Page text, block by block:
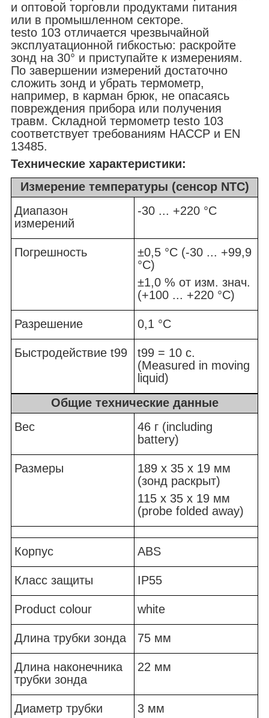
и оптовой торговли продуктами питания
или в промышленном секторе.
testo 103 отличается чрезвычайной
эксплуатационной гибкостью: раскройте
зонд на 30° и приступайте к измерениям.
По завершении измерений достаточно
сложить зонд и убрать термометр,
например, в карман брюк, не опасаясь
повреждения прибора или получения
травм. Складной термометр testo 103
соответствует требованиям HACCP и EN
13485.
Технические характеристики:
Измерение температуры (сенсор NTC)
Диапазон
измерений
-30 ... +220 °C
Погрешность
±0,5 °C (-30 ... +99,9
°C)
±1,0 % от изм. знач.
(+100 ... +220 °C)
Разрешение 0,1 °C
Быстродействие t99
t99 = 10 с.
(Measured in moving
liquid)
Общие технические данные
Вес
46 г (including
battery)
Размеры
189 x 35 x 19 мм
(зонд раскрыт)
115 x 35 x 19 мм
(probe folded away)
Корпус ABS
Класс защиты IP55
Product colour white
Длина трубки зонда 75 мм
Длина наконечника
трубки зонда
22 мм
Диаметр трубки
3 мм